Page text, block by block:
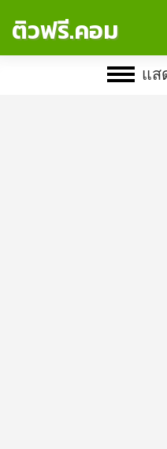
ติวฟรี.คอม
แส